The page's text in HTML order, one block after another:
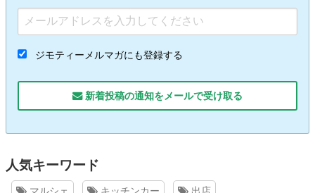
ジモティーメルマガにも登録する
新着投稿の通知をメールで受け取る
人気キーワード